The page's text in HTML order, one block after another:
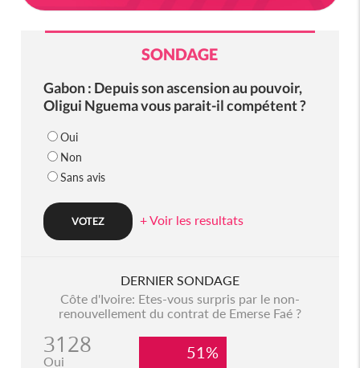
SONDAGE
Gabon : Depuis son ascension au pouvoir,
Oligui Nguema vous parait-il compétent ?
Oui
Non
Sans avis
+ Voir les resultats
DERNIER SONDAGE
Côte d'Ivoire: Etes-vous surpris par le non-
renouvellement du contrat de Emerse Faé ?
3128
Oui 51%